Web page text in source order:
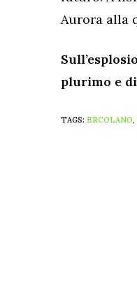
Aurora alla
plurimo e
TAGS: ERCOLANO,